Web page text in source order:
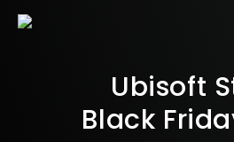
Ubisoft
Black